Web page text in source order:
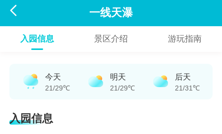
 一线天瀑
入园信息 景区介绍 游玩指南
今天
21/29℃
明天
21/29℃
后天
21/31℃
入园信息